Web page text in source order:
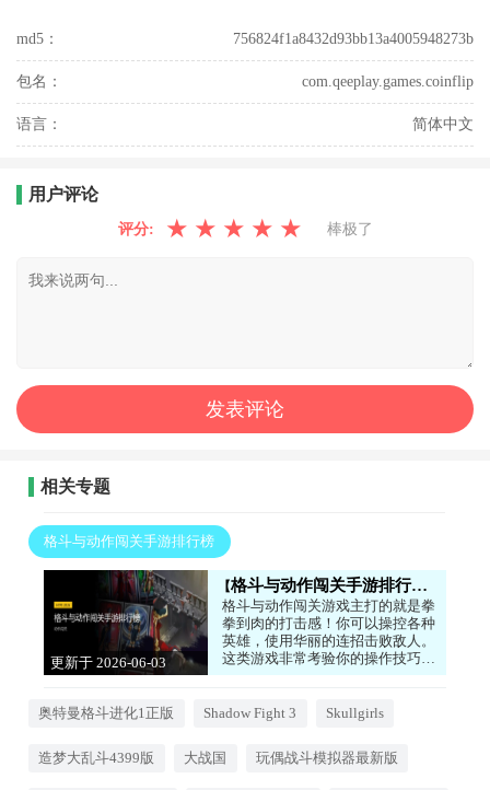
md5： 756824f1a8432d93bb13a4005948273b
包名： com.qeeplay.games.coinflip
语言： 简体中文
用户评论
评分: ★ ★ ★ ★ ★ 棒极了
相关专题
格斗与动作闯关手游排行榜
更新于 2026-06-03
格斗与动作闯关手游排行榜
格斗与动作闯关游戏主打的就是拳
拳到肉的打击感！你可以操控各种
英雄，使用华丽的连招击败敌人。
这类游戏非常考验你的操作技巧和
反应速度，每一次完美的格挡和反
经典的街机风格，还是现代的3D动
享受在指尖上跳舞的感觉，那这些
奥特曼格斗进化1正版 Shadow Fight 3 Skullgirls
造梦大乱斗4399版 大战国 玩偶战斗模拟器最新版